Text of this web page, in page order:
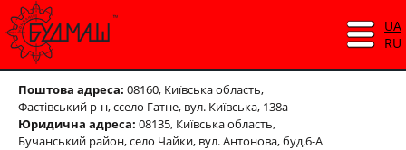
Поштова адреса: 08160, Київська область,
Фастівський р-н,ссело Гатне, вул. Київська, 138а
Юридична адреса: 08135, Київська область,
Бучанський район, село Чайки, вул. Антонова, буд.6-А
UA
RU